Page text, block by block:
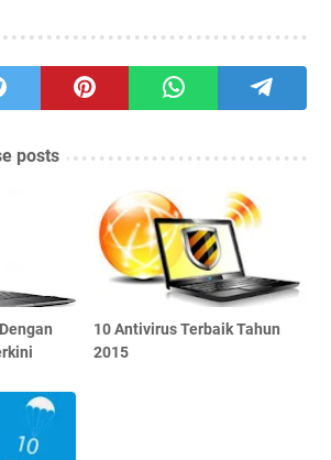
posts
10 Antivirus Terbaik Tahun
2015